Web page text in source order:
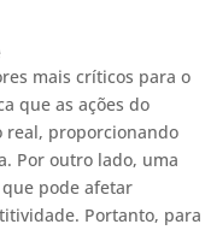
mais críticos para o
que as ações do
real, proporcionando
Por outro lado, uma
pode afetar
Portanto, para